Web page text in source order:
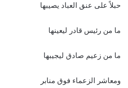
حبلاً على عنق العباد يصيبها
ما من رئيس قادر ليعينها
ما من زعيم صادق ليجيبها
ومعاشر الزعماء فوق منابر